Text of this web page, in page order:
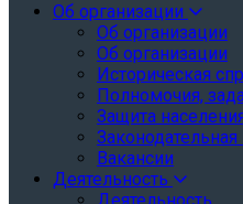
Об организации
Об организации
Об организации
Историческая
Полномочия,
Защита
Законодательная
Вакансии
Деятельность